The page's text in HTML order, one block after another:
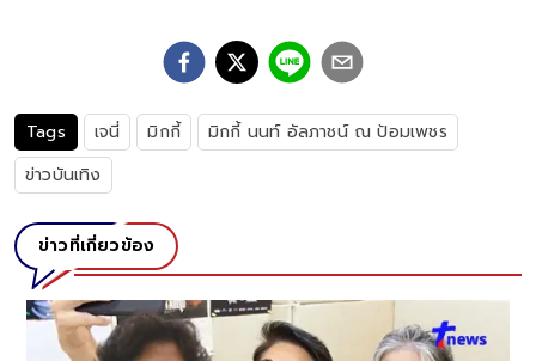
Tags เจนี่ มิกกี้
มิกกี้ นนท์ อัลภาชน์ ณ ป้อมเพชร
ข่าวบันเทิง
ข่าวที่เกี่ยวข้อง